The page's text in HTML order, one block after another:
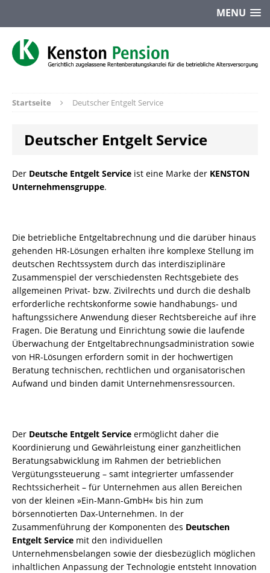
MENU
Startseite Deutscher Entgelt Service
Deutscher Entgelt Service
Der Deutsche Entgelt Service ist eine Marke der KENSTON
Unternehmensgruppe.
Die betriebliche Entgeltabrechnung und die darüber hinaus
gehenden HR-Lösungen erhalten ihre komplexe Stellung im
deutschen Rechtssystem durch das interdisziplinäre
Zusammenspiel der verschiedensten Rechtsgebiete des
allgemeinen Privat- bzw. Zivilrechts und durch die deshalb
erforderliche rechtskonforme sowie handhabungs- und
haftungssichere Anwendung dieser Rechtsbereiche auf ihre
Fragen. Die Beratung und Einrichtung sowie die laufende
Überwachung der Entgeltabrechnungsadministration sowie
von HR-Lösungen erfordern somit in der hochwertigen
Beratung technischen, rechtlichen und organisatorischen
Aufwand und binden damit Unternehmensressourcen.
Der Deutsche Entgelt Service ermöglicht daher die
Koordinierung und Gewährleistung einer ganzheitlichen
Beratungsabwicklung im Rahmen der betrieblichen
Vergütungssteuerung – samt integrierter umfassender
Rechtssicherheit – für Unternehmen aus allen Bereichen
von der kleinen »Ein-Mann-GmbH« bis hin zum
börsennotierten Dax-Unternehmen. In der
Zusammenführung der Komponenten des Deutschen
Entgelt Service mit den individuellen
Unternehmensbelangen sowie der diesbezüglich möglichen
inhaltlichen Anpassung der Technologie entsteht Innovation